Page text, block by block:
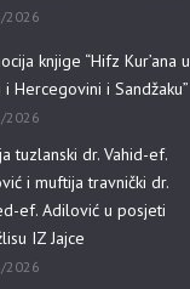
2026
knjige “Hifz Kur’ana u
i Hercegovini i Sandžaku”
2026
tuzlanski dr. Vahid-ef.
i muftija travnički dr.
ef. Adilović u posjeti
IZ Jajce
2026